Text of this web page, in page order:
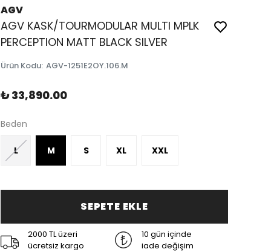
AGV
AGV KASK/TOURMODULAR MULTI MPLK
PERCEPTION MATT BLACK SILVER
Ürün Kodu: AGV-1251E2OY.106.M
₺ 33,890.00
Beden
L M S XL XXL
SEPETE EKLE
2000 TL üzeri
ücretsiz kargo
10 gün içinde
iade değişim